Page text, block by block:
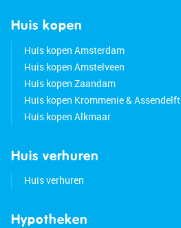
Huis kopen
Huis kopen Amsterdam
Huis kopen Amstelveen
Huis kopen Zaandam
Huis kopen Krommenie & Assendelft
Huis kopen Alkmaar
Huis verhuren
Huis verhuren
Hypotheken